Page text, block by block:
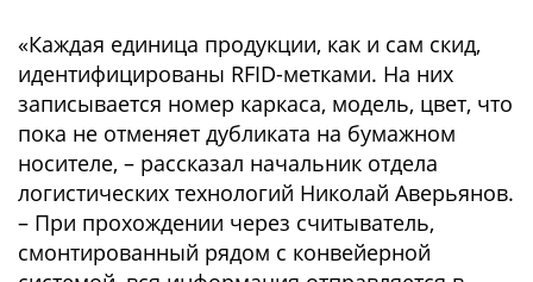
«Каждая единица продукции, как и сам скид,
идентифицированы RFID-метками. На них
записывается номер каркаса, модель, цвет, что
пока не отменяет дубликата на бумажном
носителе, – рассказал начальник отдела
логистических технологий Николай Аверьянов.
– При прохождении через считыватель,
смонтированный рядом с конвейерной